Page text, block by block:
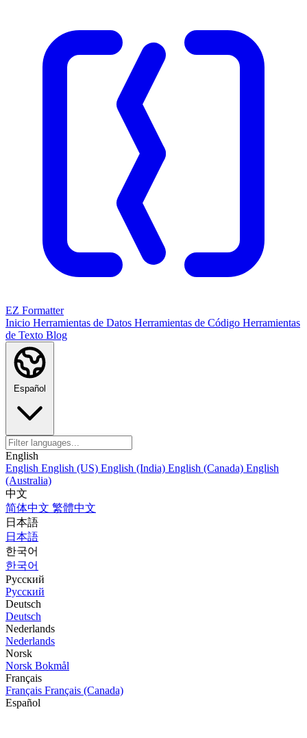
EZ Formatter
Inicio Herramientas de Datos Herramientas de Código Herramientas
de Texto Blog
Español
English
English English (US) English (India) English (Canada) English
(Australia)
中文
简体中文 繁體中文
日本語
日本語
한국어
한국어
Русский
Русский
Deutsch
Deutsch
Nederlands
Nederlands
Norsk
Norsk Bokmål
Français
Français Français (Canada)
Español